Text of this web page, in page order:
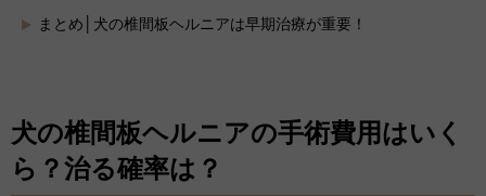
まとめ│犬の椎間板ヘルニアは早期治療が重要！
犬の椎間板ヘルニアの手術費用はいく
ら？治る確率は？